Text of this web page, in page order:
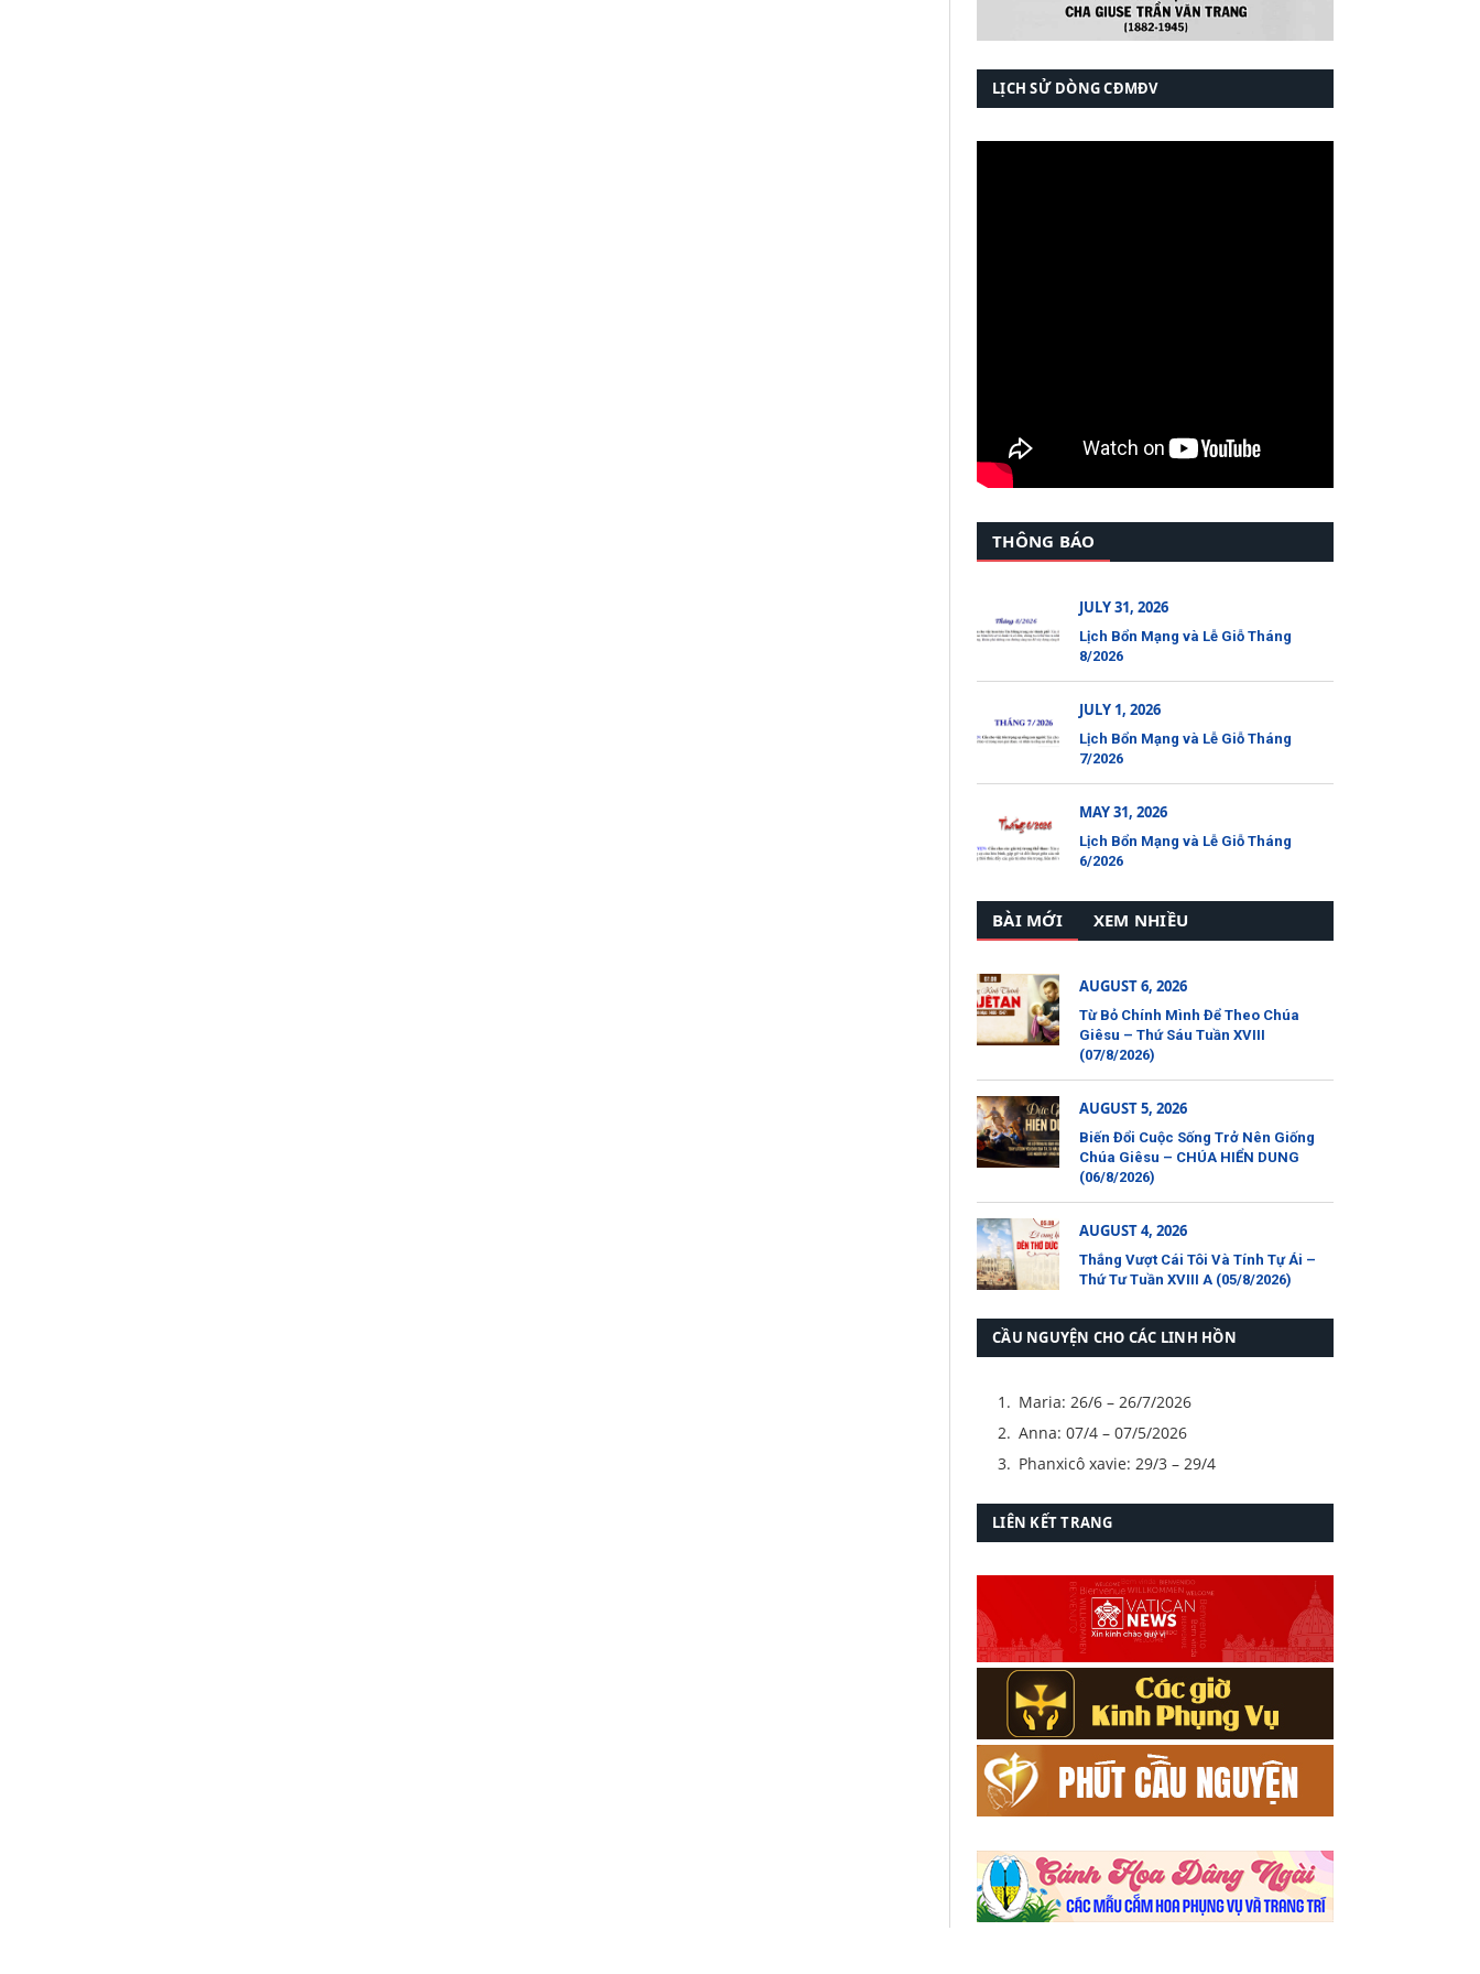
LỊCH SỬ DÒNG CĐMĐV
THÔNG BÁO
JULY 31, 2026
Lịch Bổn Mạng và Lễ Giỗ Tháng
8/2026
JULY 1, 2026
Lịch Bổn Mạng và Lễ Giỗ Tháng
7/2026
MAY 31, 2026
Lịch Bổn Mạng và Lễ Giỗ Tháng
6/2026
BÀI MỚI XEM NHIỀU
AUGUST 6, 2026
Từ Bỏ Chính Mình Để Theo Chúa
Giêsu – Thứ Sáu Tuần XVIII
(07/8/2026)
AUGUST 5, 2026
Biến Đổi Cuộc Sống Trở Nên Giống
Chúa Giêsu – CHÚA HIỂN DUNG
(06/8/2026)
AUGUST 4, 2026
Thắng Vượt Cái Tôi Và Tính Tự Ái –
Thứ Tư Tuần XVIII A (05/8/2026)
CẦU NGUYỆN CHO CÁC LINH HỒN
Maria: 26/6 – 26/7/2026
Anna: 07/4 – 07/5/2026
Phanxicô xavie: 29/3 – 29/4
LIÊN KẾT TRANG